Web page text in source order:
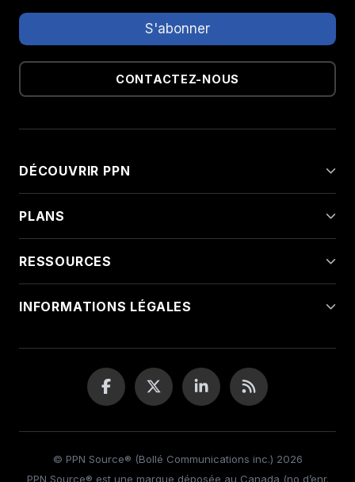
CONTACTEZ-NOUS
DÉCOUVRIR PPN
PLANS
RESSOURCES
INFORMATIONS LÉGALES
© PPN Source® (Bollé Communications inc.) 2026
PPN Source® est une marque déposée au Canada (no d’enr.